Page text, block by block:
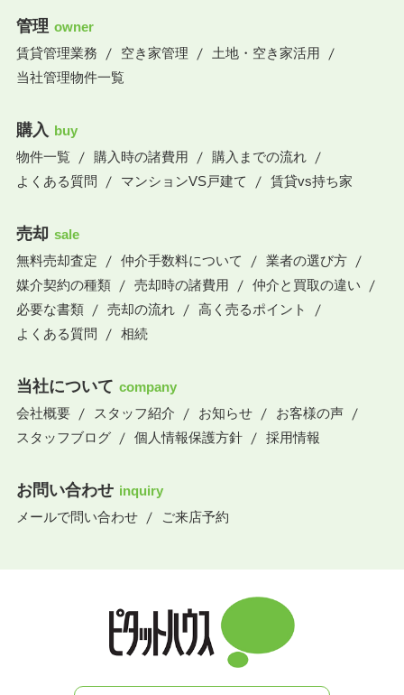
管理 owner
賃貸管理業務
空き家管理
土地・空き家活用
当社管理物件一覧
購入 buy
物件一覧
購入時の諸費用
購入までの流れ
よくある質問
マンションVS戸建て 賃貸vs持ち家
売却 sale
無料売却査定
仲介手数料について
業者の選び方
媒介契約の種類
売却時の諸費用
仲介と買取の違い
必要な書類
売却の流れ
高く売るポイント
よくある質問
相続
当社について company
会社概要
スタッフ紹介 お知らせ
お客様の声
スタッフブログ
個人情報保護方針 採用情報
お問い合わせ inquiry
メールで問い合わせ
ご来店予約